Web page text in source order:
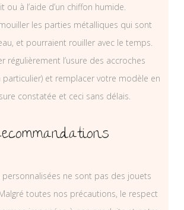
ou à l’aide d’un chiffon humide.
les parties métalliques qui sont
et pourraient rouiller avec le temps.
régulièrement l’usure des accroches
particulier) et remplacer votre modèle en
constatée et ceci sans délais.
personnalisées ne sont pas des jouets
toutes nos précautions, le respect